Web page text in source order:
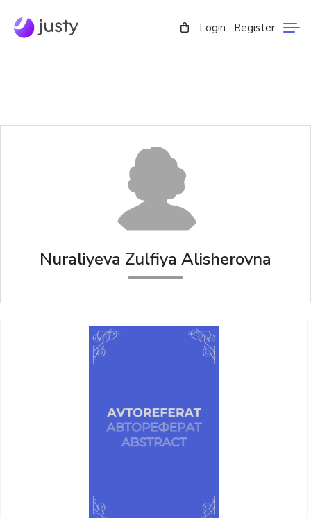
Login Register
Nuraliyeva Zulfiya Alishеrovna